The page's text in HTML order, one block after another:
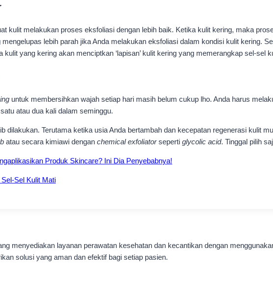
kulit melakukan proses eksfoliasi dengan lebih baik. Ketika kulit kering, maka
lebih parah jika Anda melakukan eksfoliasi dalam kondisi kulit kering.
yang kering akan menciptkan ‘lapisan’ kulit kering yang memerangkap sel-sel
untuk membersihkan wajah setiap hari masih belum cukup lho. Anda harus
atau dua kali dalam seminggu.
dilakukan. Terutama ketika usia Anda bertambah dan kecepatan regenerasi kulit
atau secara kimiawi dengan chemical exfoliatorseperti glycolic acid. Tinggal pilih
Produk Skincare? Ini Dia Penyebabnya!
Sel Kulit Mati
menyediakan layanan perawatan kesehatan dan kecantikan dengan
solusi yang aman dan efektif bagi setiap pasien.